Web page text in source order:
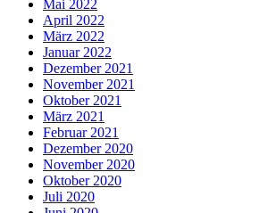
Mai 2022
April 2022
März 2022
Januar 2022
Dezember 2021
November 2021
Oktober 2021
März 2021
Februar 2021
Dezember 2020
November 2020
Oktober 2020
Juli 2020